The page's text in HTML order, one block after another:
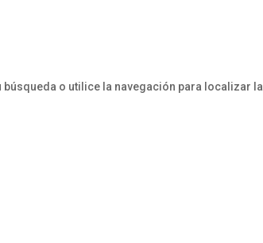
o utilice la navegación para localizar la